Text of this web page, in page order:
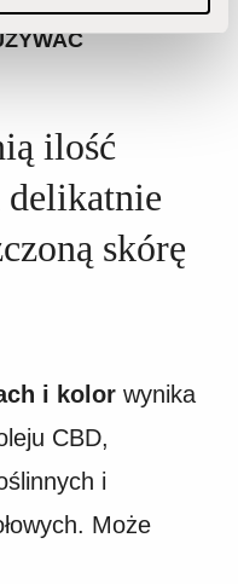
ilość
delikatnie
skórę
i kolor wynika
CBD,
i
Może